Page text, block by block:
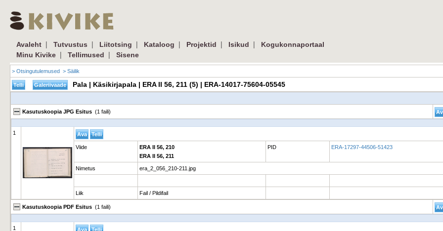
Avaleht | Tutvustus | Liitotsing | Kataloog | Projektid | Isikud |
Kogukonnaportaal
Minu Kivike | Tellimused | Sisene
> Otsingutulemused > Säilik
Pala | Käsikirjapala | ERA II 56, 211 (5) | ERA-14017-75604-05545
Kasutuskoopia JPG Esitus (1 faili)
1
Viide
ERA II 56, 210
ERA II 56, 211
PID ERA-17297-44506-51423
Nimetus era_2_056_210-211.jpg
Liik Fail / Pildifail
Kasutuskoopia PDF Esitus (1 faili)
1